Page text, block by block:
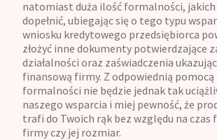
natomiast duża ilość formalności,
dopełnić, ubiegając się o tego typu
wniosku kredytowego przedsiębiorca
złożyć inne dokumenty potwierdzające
działalności oraz zaświadczenia
finansową firmy. Z odpowiednią
formalności nie będzie jednak tak
naszego wsparcia i miej pewność, że
trafi do Twoich rąk bez względu na czas
firmy czy jej rozmiar.